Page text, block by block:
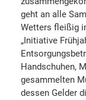
geht an alle
Wetters fleißig
„Initiative
Handschuhen,
gesammelten
dessen Gelder